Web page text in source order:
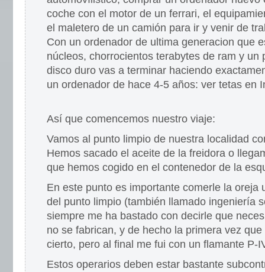
coche con el motor de un ferrari, el
el maletero de un camión para ir y venir de
Con un ordenador de ultima generacion que
núcleos, chorrocientos terabytes de ram y un
disco duro vas a terminar haciendo
un ordenador de hace 4-5 años: ver tetas en
Así que comencemos nuestro viaje:
Vamos al punto limpio de nuestra localidad
Hemos sacado el aceite de la freidora o
que hemos cogido en el contenedor de la
En este punto es importante comerle la oreja
del punto limpio (también llamado ingeniería
siempre me ha bastado con decirle que
no se fabrican, y de hecho la primera vez
cierto, pero al final me fui con un flamante P-
Estos operarios deben estar bastante